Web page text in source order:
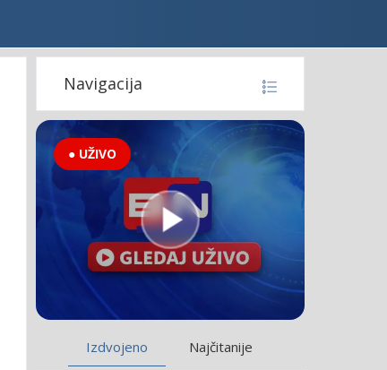
Navigacija
● UŽIVO
Izdvojeno Najčitanije